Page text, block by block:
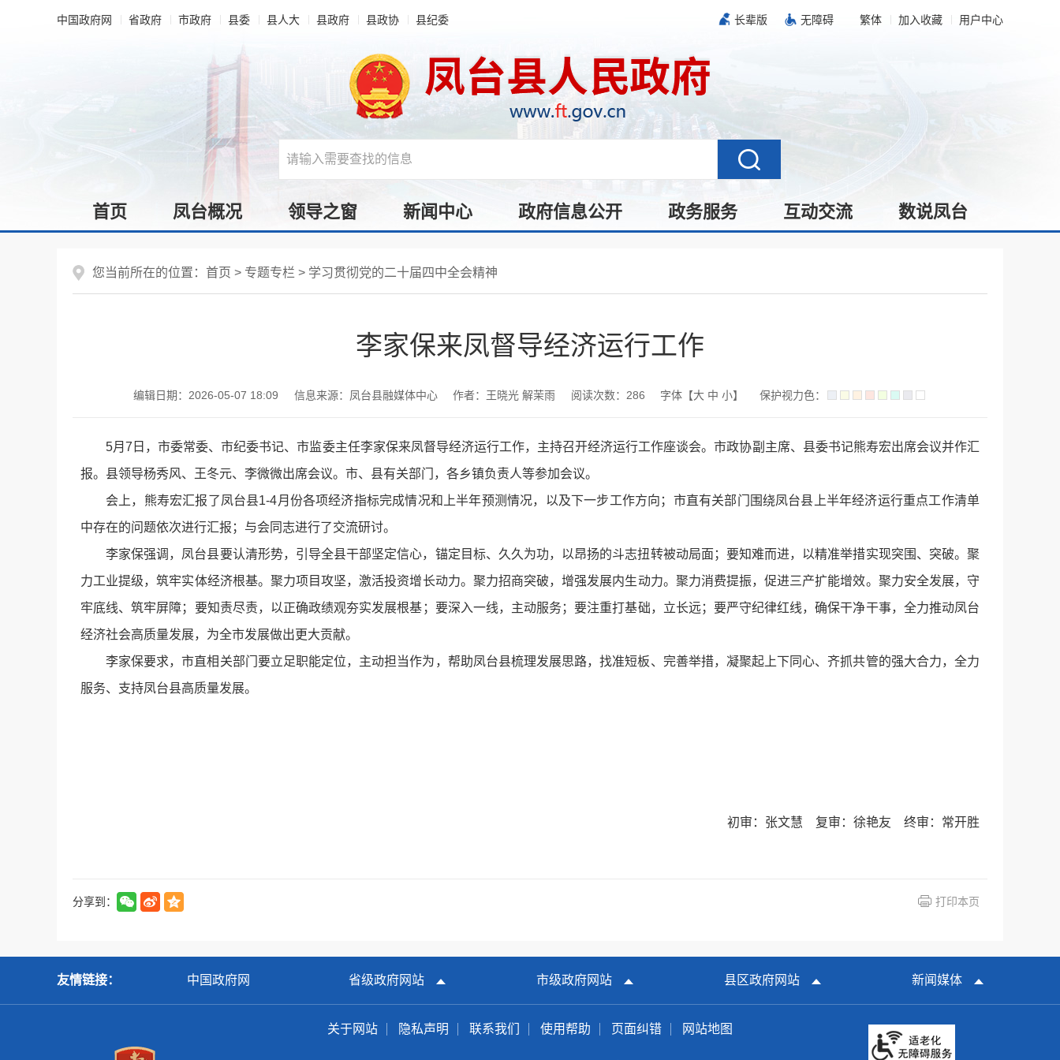
中国政府网 省政府 市政府 县委 县人大 县政府 县政协 县纪委 长辈版 无障碍 繁体 加入收藏 用户中心
首页 凤台概况 领导之窗 新闻中心 政府信息公开 政务服务 互动交流 数说凤台
您当前所在的位置： 首页 > 专题专栏 > 学习贯彻党的二十届四中全会精神
李家保来凤督导经济运行工作
编辑日期：2026-05-07 18:09 信息来源：凤台县融媒体中心 作者：王晓光 解茉雨 阅读次数： 286 字体【大 中 小】 保护视力色：
5月7日，市委常委、市纪委书记、市监委主任李家保来凤督导经济运行工作，主持召开经济运行工作座谈会。市政协副主席、县委书记熊寿宏出席会议并作汇
报。县领导杨秀风、王冬元、李微微出席会议。市、县有关部门，各乡镇负责人等参加会议。
会上，熊寿宏汇报了凤台县1-4月份各项经济指标完成情况和上半年预测情况，以及下一步工作方向；市直有关部门围绕凤台县上半年经济运行重点工作清单
中存在的问题依次进行汇报；与会同志进行了交流研讨。
李家保强调，凤台县要认清形势，引导全县干部坚定信心，锚定目标、久久为功，以昂扬的斗志扭转被动局面；要知难而进，以精准举措实现突围、突破。聚
力工业提级，筑牢实体经济根基。聚力项目攻坚，激活投资增长动力。聚力招商突破，增强发展内生动力。聚力消费提振，促进三产扩能增效。聚力安全发展，守
牢底线、筑牢屏障；要知责尽责，以正确政绩观夯实发展根基；要深入一线，主动服务；要注重打基础，立长远；要严守纪律红线，确保干净干事，全力推动凤台
经济社会高质量发展，为全市发展做出更大贡献。
李家保要求，市直相关部门要立足职能定位，主动担当作为，帮助凤台县梳理发展思路，找准短板、完善举措，凝聚起上下同心、齐抓共管的强大合力，全力
服务、支持凤台县高质量发展。
初审：张文慧 复审：徐艳友 终审：常开胜
分享到： 打印本页
友情链接： 中国政府网 省级政府网站 市级政府网站 县区政府网站 新闻媒体
关于网站 隐私声明 联系我们 使用帮助 页面纠错 网站地图